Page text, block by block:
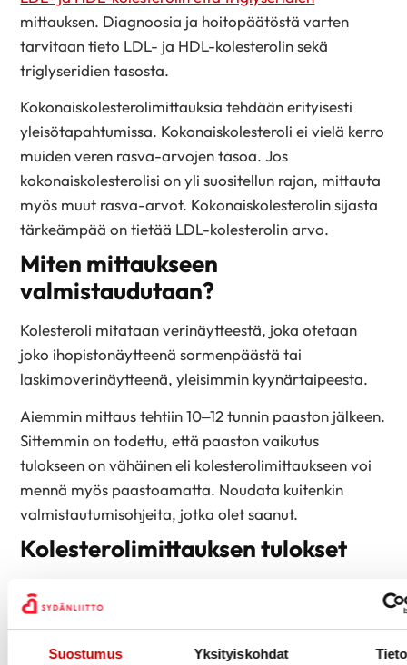
Suostumus Yksityiskohdat
mittauksen. Diagnoosia ja hoitopäätöstä varten
tarvitaan tieto LDL- ja HDL-kolesterolin sekä
triglyseridien tasosta.
Kokonaiskolesterolimittauksia tehdään erityisesti
yleisötapahtumissa. Kokonaiskolesteroli ei vielä kerro
muiden veren rasva-arvojen tasoa. Jos
kokonaiskolesterolisi on yli suositellun rajan, mittauta
myös muut rasva-arvot. Kokonaiskolesterolin sijasta
tärkeämpää on tietää LDL-kolesterolin arvo.
Miten mittaukseen
valmistaudutaan?
Kolesteroli mitataan verinäytteestä, joka otetaan
joko ihopistonäytteenä sormenpäästä tai
laskimoverinäytteenä, yleisimmin kyynärtaipeesta.
Aiemmin mittaus tehtiin 10–12 tunnin paaston jälkeen.
Sittemmin on todettu, että paaston vaikutus
tulokseen on vähäinen eli kolesterolimittaukseen voi
mennä myös paastoamatta. Noudata kuitenkin
valmistautumisohjeita, jotka olet saanut.
Kolesterolimittauksen tulokset
mittaustuloksen saat muutamassa minuutissa.
Laskimoverinäytteen tulokset voit nähdä